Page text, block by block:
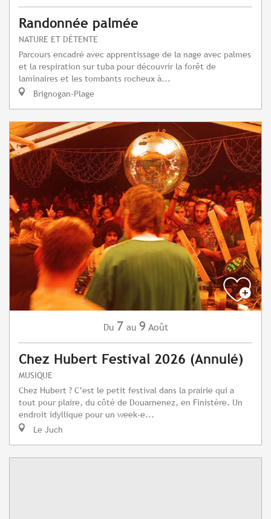
Randonnée palmée
NATURE ET DÉTENTE
Parcours encadré avec apprentissage de la nage avec palmes
et la respiration sur tuba pour découvrir la forêt de
laminaires et les tombants rocheux à...
Brignogan-Plage
Du 7 au 9 Août
Chez Hubert Festival 2026 (Annulé)
MUSIQUE
Chez Hubert ? C’est le petit festival dans la prairie qui a
tout pour plaire, du côté de Douarnenez, en Finistère. Un
endroit idyllique pour un week-e...
Le Juch